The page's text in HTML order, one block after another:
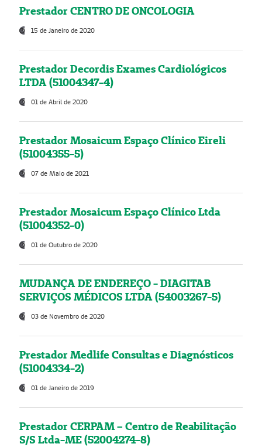
Prestador CENTRO DE ONCOLOGIA
15 de Janeiro de 2020
Prestador Decordis Exames Cardiológicos
LTDA (51004347-4)
01 de Abril de 2020
Prestador Mosaicum Espaço Clínico Eireli
(51004355-5)
07 de Maio de 2021
Prestador Mosaicum Espaço Clínico Ltda
(51004352-0)
01 de Outubro de 2020
MUDANÇA DE ENDEREÇO - DIAGITAB
SERVIÇOS MÉDICOS LTDA (54003267-5)
03 de Novembro de 2020
Prestador Medlife Consultas e Diagnósticos
(51004334-2)
01 de Janeiro de 2019
Prestador CERPAM – Centro de Reabilitação
S/S Ltda-ME (52004274-8)